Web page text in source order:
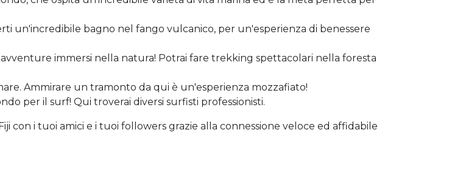
un'incredibile bagno nel fango vulcanico, per un'esperienza di benessere
immersi nella natura! Potrai fare trekking spettacolari nella foresta
Ammirare un tramonto da qui è un'esperienza mozzafiato!
per il surf! Qui troverai diversi surfisti professionisti.
con i tuoi amici e i tuoi followers grazie alla connessione veloce ed affidabile